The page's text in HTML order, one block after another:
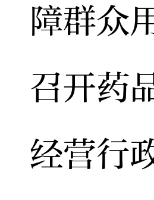
障群众
召开药
经营行